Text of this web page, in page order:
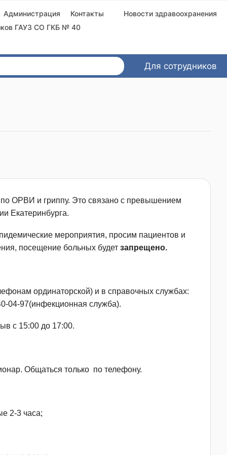
Администрация
Контакты
ГАУЗ СО ГКБ № 40
Новости здравоохранения
Для сотрудников
ОРВИ и гриппу. Это связано с превышением
Екатеринбурга.
мероприятия, просим пациентов и
посещение больных будет запрещено.
ординаторской) и в справочных службах:
04-97(инфекционная служба).
с 15:00 до 17:00.
Общаться только по телефону.
2-3 часа;